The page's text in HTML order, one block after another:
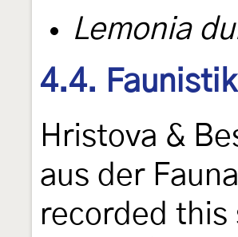
Lemonia
4.4. Faunistik
Hristova &
aus der
recorded this